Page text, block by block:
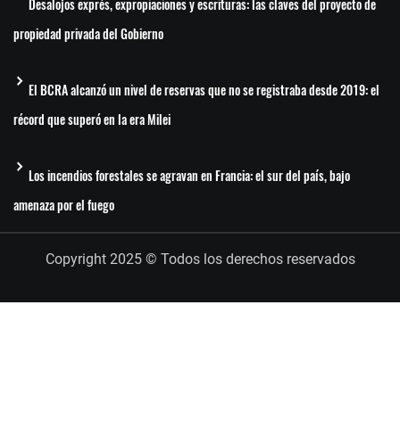
propiedad privada del Gobierno
El BCRA alcanzó un nivel de reservas que no se registraba desde 2019: el
récord que superó en la era Milei
Los incendios forestales se agravan en Francia: el sur del país, bajo
amenaza por el fuego
Copyright 2025 © Todos los derechos reservados